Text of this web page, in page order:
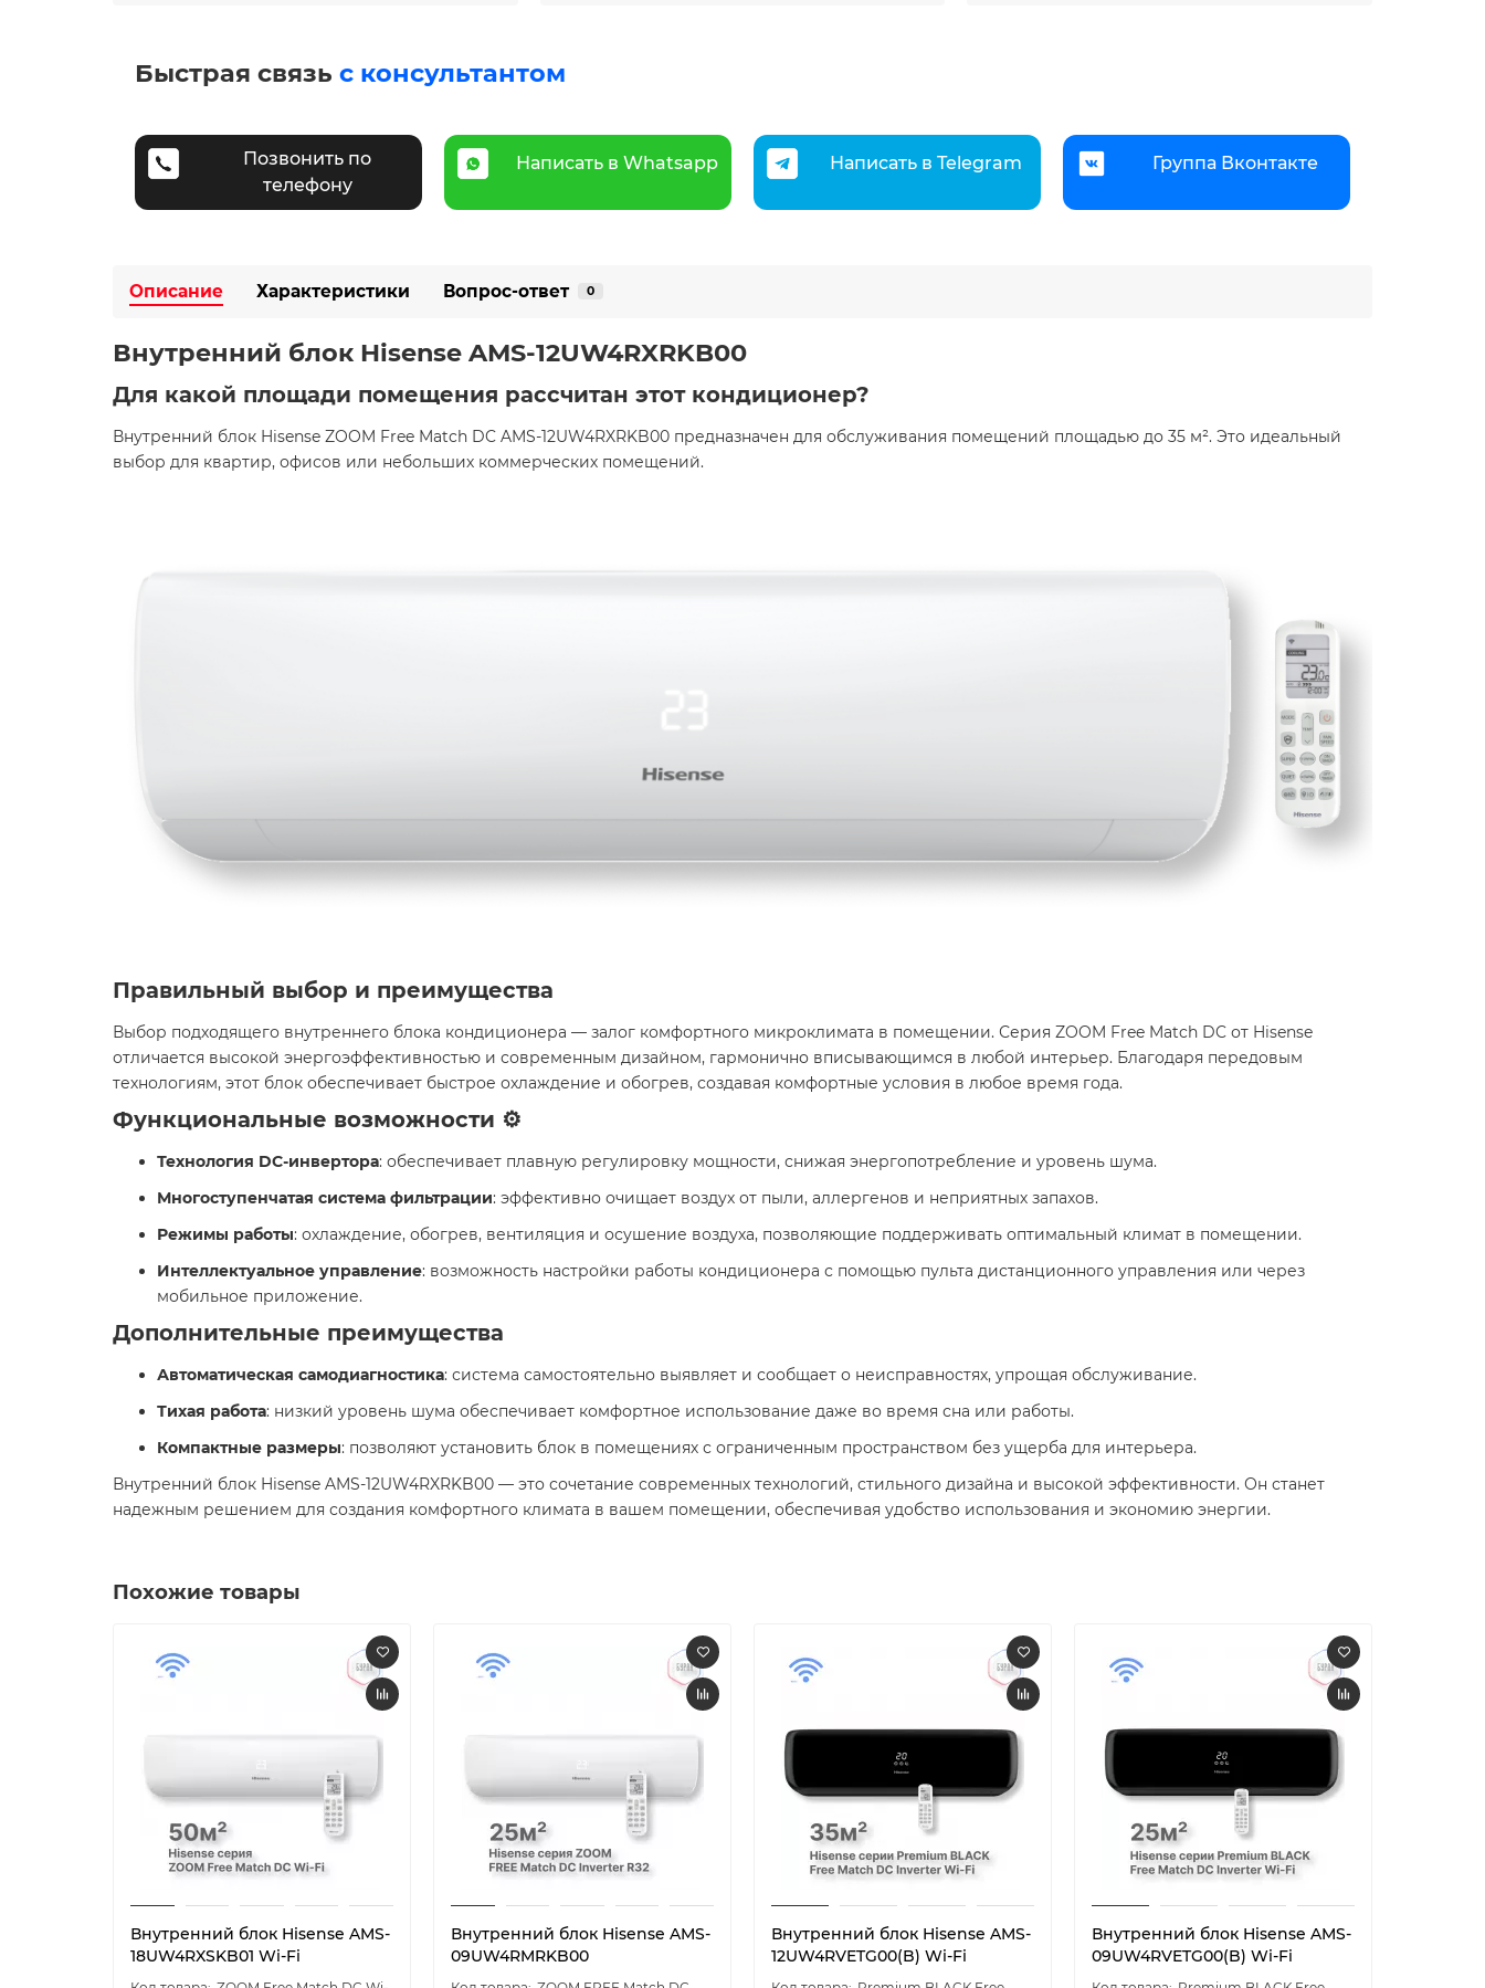
Быстрая связь с консультантом
Позвонить по
телефону
Написать в Whatsapp Написать в Telegram Группа Вконтакте
Описание Характеристики Вопрос-ответ 0
Внутренний блок Hisense AMS-12UW4RXRKB00
Для какой площади помещения рассчитан этот кондиционер?
Внутренний блок Hisense ZOOM Free Match DC AMS-12UW4RXRKB00 предназначен для обслуживания помещений площадью до 35 м². Это идеальный
выбор для квартир, офисов или небольших коммерческих помещений.
Правильный выбор и преимущества
Выбор подходящего внутреннего блока кондиционера — залог комфортного микроклимата в помещении. Серия ZOOM Free Match DC от Hisense
отличается высокой энергоэффективностью и современным дизайном, гармонично вписывающимся в любой интерьер. Благодаря передовым
технологиям, этот блок обеспечивает быстрое охлаждение и обогрев, создавая комфортные условия в любое время года.
Функциональные возможности ⚙️
Технология DC-инвертора: обеспечивает плавную регулировку мощности, снижая энергопотребление и уровень шума.
Многоступенчатая система фильтрации: эффективно очищает воздух от пыли, аллергенов и неприятных запахов.
Режимы работы: охлаждение, обогрев, вентиляция и осушение воздуха, позволяющие поддерживать оптимальный климат в помещении.
Интеллектуальное управление: возможность настройки работы кондиционера с помощью пульта дистанционного управления или через
мобильное приложение.
Дополнительные преимущества
Автоматическая самодиагностика: система самостоятельно выявляет и сообщает о неисправностях, упрощая обслуживание.
Тихая работа: низкий уровень шума обеспечивает комфортное использование даже во время сна или работы.
Компактные размеры: позволяют установить блок в помещениях с ограниченным пространством без ущерба для интерьера.
Внутренний блок Hisense AMS-12UW4RXRKB00 — это сочетание современных технологий, стильного дизайна и высокой эффективности. Он станет
надежным решением для создания комфортного климата в вашем помещении, обеспечивая удобство использования и экономию энергии.
Похожие товары
Внутренний блок Hisense AMS-
18UW4RXSKB01 Wi-Fi
Внутренний блок Hisense AMS-
09UW4RMRKB00
Внутренний блок Hisense AMS-
12UW4RVETG00(B) Wi-Fi
Внутренний блок Hisense AMS-
09UW4RVETG00(B) Wi-Fi